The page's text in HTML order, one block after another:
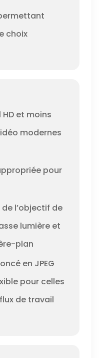
choix
et moins
modernes
pour
l’objectif de
lumière et
plan
en JPEG
pour celles
de travail